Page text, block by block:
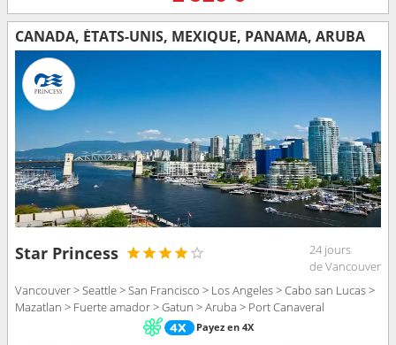
CANADA, ÉTATS-UNIS, MEXIQUE, PANAMA, ARUBA
Star Princess
24 jours
de Vancouver
Vancouver > Seattle > San Francisco > Los Angeles > Cabo san Lucas >
Mazatlan > Fuerte amador > Gatun > Aruba > Port Canaveral
Payez en 4X